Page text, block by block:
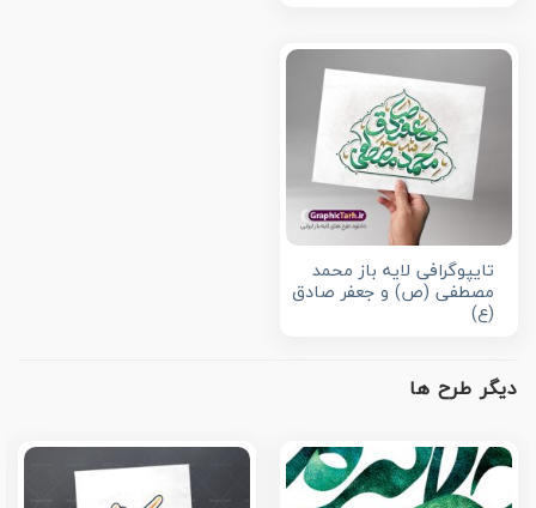
تایپوگرافی لایه باز محمد
مصطفی (ص) و جعفر صادق
(ع)
دیگر طرح ها